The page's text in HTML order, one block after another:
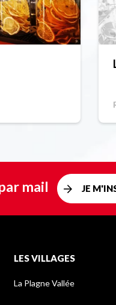
mail JE
LES VILLAGES
La Plagne Vallée